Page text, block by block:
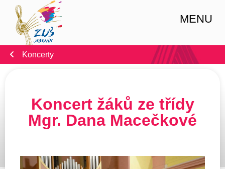
MENU
Koncerty
Koncert žáků ze třídy
Mgr. Dana Macečkové